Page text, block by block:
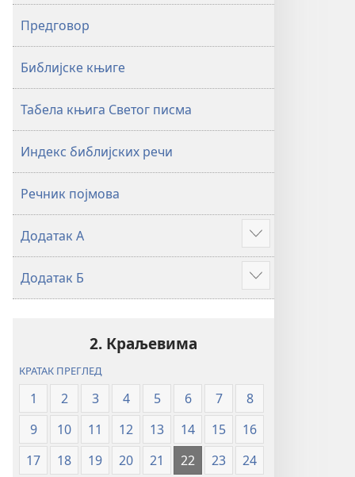
свет
издање
из
2019)
свет
издање
из
2019)
Предговор
Библијске књиге
Табела књига Светог писма
Индекс библијских речи
Речник појмова
Додатак А Више
Додатак Б Више
2. Краљевима
КРАТАК ПРЕГЛЕД
1 2 3 4 5 6 7
8
9
10 11 12 13 14 15
16
17
18 19 20 21 22 23 24